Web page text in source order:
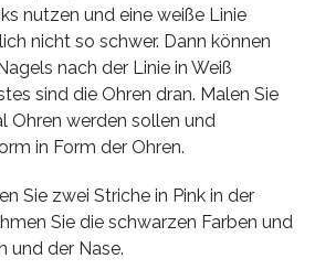
nutzen und eine weiße Linie
nicht so schwer. Dann können
nach der Linie in Weiß
sind die Ohren dran. Malen Sie
Ohren werden sollen und
in Form der Ohren.
Sie zwei Striche in Pink in der
Sie die schwarzen Farben und
und der Nase.